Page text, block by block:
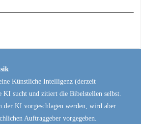
Künstliche Intelligenz (derzeit
KI sucht und zitiert die Bibelstellen selbst.
der KI vorgeschlagen werden, wird aber
Auftraggeber vorgegeben.